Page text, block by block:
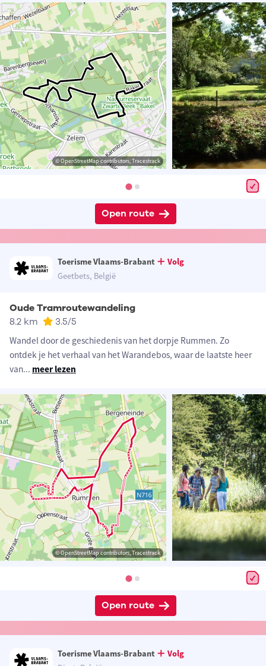
© OpenStreetMap contributors, Tracestrack
Open route
Toerisme Vlaams-Brabant
Volg
Geetbets, België
Oude Tramroutewandeling
8.2 km 3.5/5
Wandel door de geschiedenis van het dorpje Rummen. Zo
ontdek je het verhaal van het Warandebos, waar de laatste heer
van... meer lezen
© OpenStreetMap contributors, Tracestrack
Open route
Toerisme Vlaams-Brabant
Volg